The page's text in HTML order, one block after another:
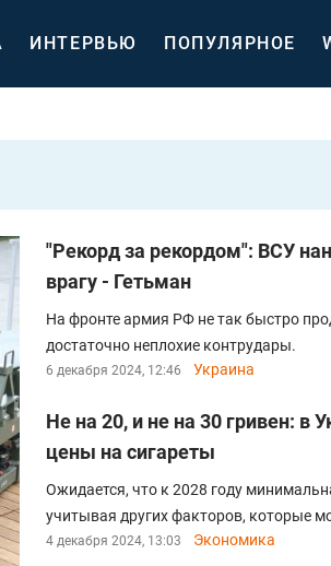
ИНТЕРВЬЮ ПОПУЛЯРНОЕ
"Рекорд за рекордом": ВСУ
врагу - Гетьман
На фронте армия РФ не так быстро
достаточно неплохие контрудары.
6 декабря 2024, 12:46 Украина
Не на 20, и не на 30 гривен: в
цены на сигареты
Ожидается, что к 2028 году
учитывая других факторов, которые
4 декабря 2024, 13:03 Экономика